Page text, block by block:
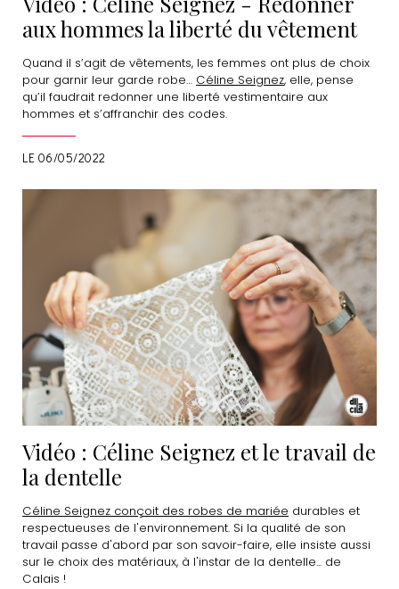
aux hommes la liberté du vêtement
LE 06/05/2022
Quand il s’agit de vêtements, les femmes ont plus de choix
pour garnir leur garde robe… Céline Seignez, elle, pense
qu’il faudrait redonner une liberté vestimentaire aux
hommes et s’affranchir des codes.
Vidéo : Céline Seignez et le travail de
la dentelle
Céline Seignez conçoit des robes de mariée durables et
respectueuses de l'environnement. Si la qualité de son
travail passe d'abord par son savoir-faire, elle insiste aussi
sur le choix des matériaux, à l'instar de la dentelle... de
Calais !